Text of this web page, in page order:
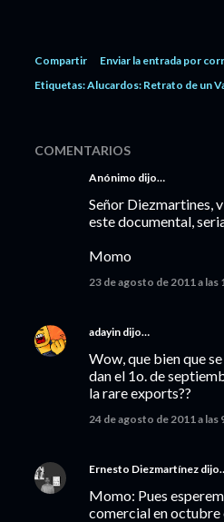
Compartir
Enviar la entrada por
Etiquetas:Alucardos: Retrato de un
COMENTARIOS
Anónimo dijo…
Señor Diezmartines,
este documental,
Momo
23 de agosto de 2011 a las
adayin dijo…
Wow, que bien que
dan el 1o. de
la rare exports??
24 de agosto de 2011 a las
Ernesto Diezmartínez
Momo: Pues
comercial en octubre